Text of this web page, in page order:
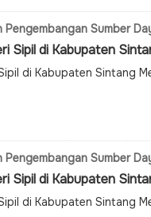
Sumber
Sipil di Kabupaten
di Kabupaten Sintang
Sumber
Sipil di Kabupaten
di Kabupaten Sintang